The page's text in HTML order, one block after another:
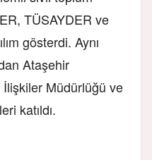
TÜSAYDER ve
gösterdi. Aynı
Ataşehir
Müdürlüğü ve
katıldı.